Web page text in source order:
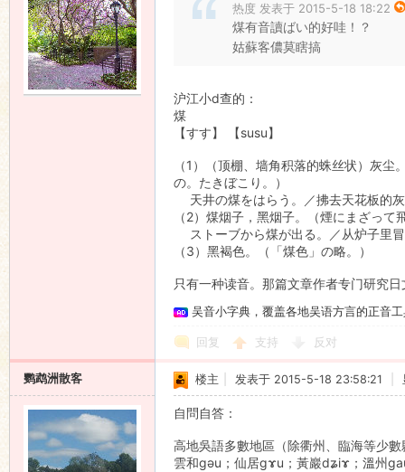
热度 发表于 2015-5-18 18:22
煤有音讀ばい的好哇！？
姑蘇客儂莫瞎搞
沪江小d查的：
煤
【すす】 【susu】
（1）（顶棚、墙角积落的蛛丝状）灰
の。たきぼこり。）
天井の煤をはらう。／拂去天花板的
（2）煤烟子，黑烟子。（煙にまざっ
ストーブから煤が出る。／从炉子里
（3）黑褐色。（「煤色」の略。）
只有一种读音。那篇文章作者专门研究
吴音小字典，覆盖各地吴语方言的正音
回复 支持 反对
鹦鹉洲散客 楼主 发表于 2015-5-18 23:58:21
自問自答：
高地吳語多數地區（除衢州、臨海等少
雲和ɡəu；仙居ɡɤu；黃巖dʑiɤ；溫州